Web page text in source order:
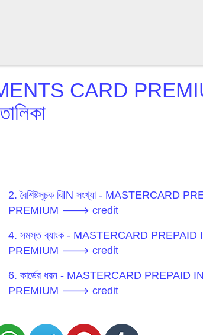
CARD
2. বৈশিষ্টসূচক বিIN সংখ্যা - MASTERCARD
PREMIUM 🡒 credit
4. সমস্ত ব্যাংক - MASTERCARD
PREMIUM 🡒 credit
6. কার্ডের ধরন - MASTERCARD PREPAID
PREMIUM 🡒 credit